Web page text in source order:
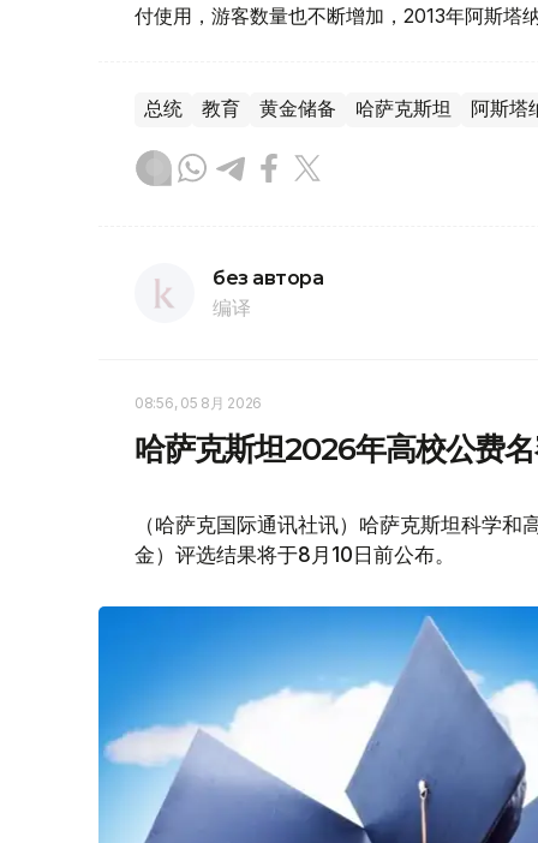
付使用，游客数量也不断增加，2013年阿斯塔
总统 教育 黄金储备 哈萨克斯坦 阿斯塔
без автора
编译
08:56, 05 8月 2026
哈萨克斯坦2026年高校公费
（哈萨克国际通讯社讯）哈萨克斯坦科学
金）评选结果将于8月10日前公布。